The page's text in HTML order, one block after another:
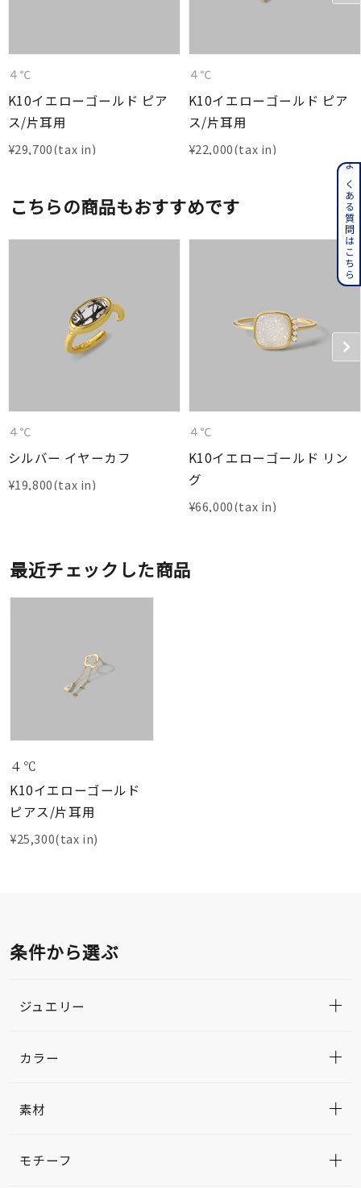
４℃
K10イエローゴールド ピア
ス/片耳用
¥29,700
４℃
K10イエローゴールド ピア
ス/片耳用
¥22,000
こちらの商品もおすすめです
４℃
シルバー イヤーカフ
¥19,800
４℃
K10イエローゴールド リン
グ
¥66,000
最近チェックした商品
４℃
K10イエローゴールド
ピアス/片耳用
¥25,300(tax in)
条件から選ぶ
ジュエリー
カラー
素材
モチーフ
よくある質問はこちら